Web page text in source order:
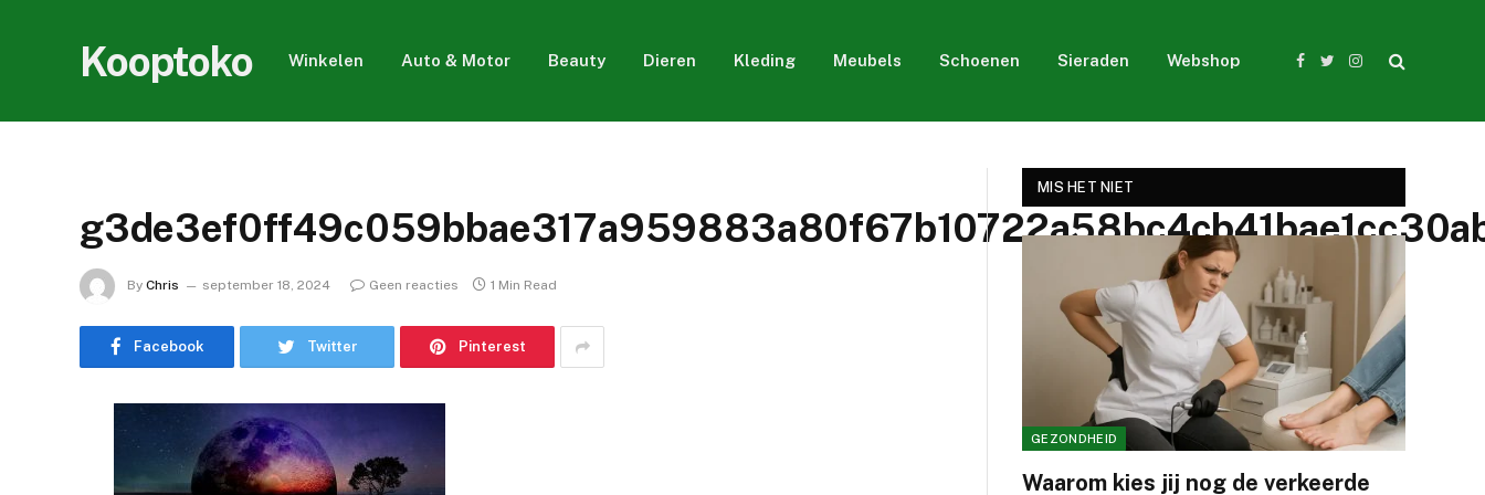
Kooptoko Winkelen Auto & Motor Beauty Dieren Kleding Meubels Schoenen Sieraden Webshop
Facebook
TwitterInstagram
By Chris september 18, 2024 Geen reacties 1 Min Read
Facebook Twitter Pinterest
MIS HET NIET
GEZONDHEID
Waarom kies jij nog de verkeerde